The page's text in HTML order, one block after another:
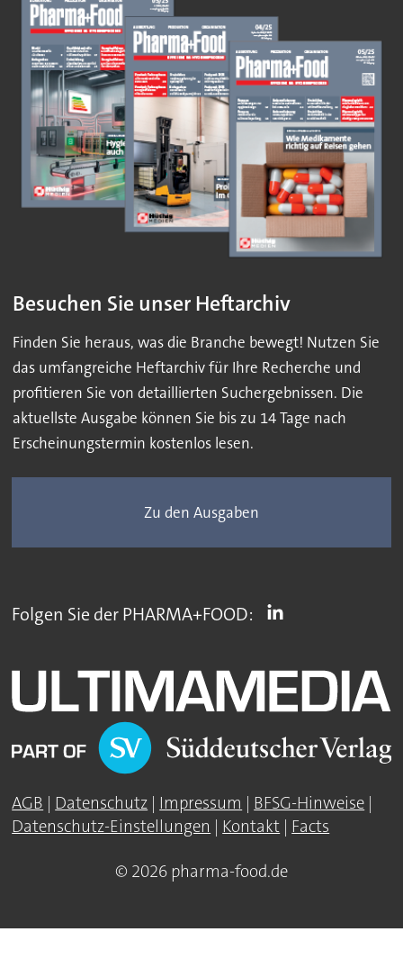
Besuchen Sie unser Heftarchiv
Finden Sie heraus, was die Branche bewegt! Nutzen Sie
das umfangreiche Heftarchiv für Ihre Recherche und
profitieren Sie von detaillierten Suchergebnissen. Die
aktuellste Ausgabe können Sie bis zu 14 Tage nach
Erscheinungstermin kostenlos lesen.
Zu den Ausgaben
Folgen Sie der PHARMA+FOOD:
AGB | Datenschutz | Impressum | BFSG-Hinweise |
Datenschutz-Einstellungen | Kontakt | Facts
© 2026 pharma-food.de